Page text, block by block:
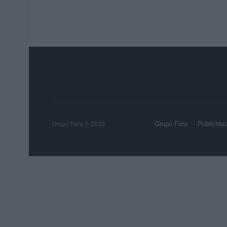
Grupo Faro Publicidad
Grupo Faro © 2023